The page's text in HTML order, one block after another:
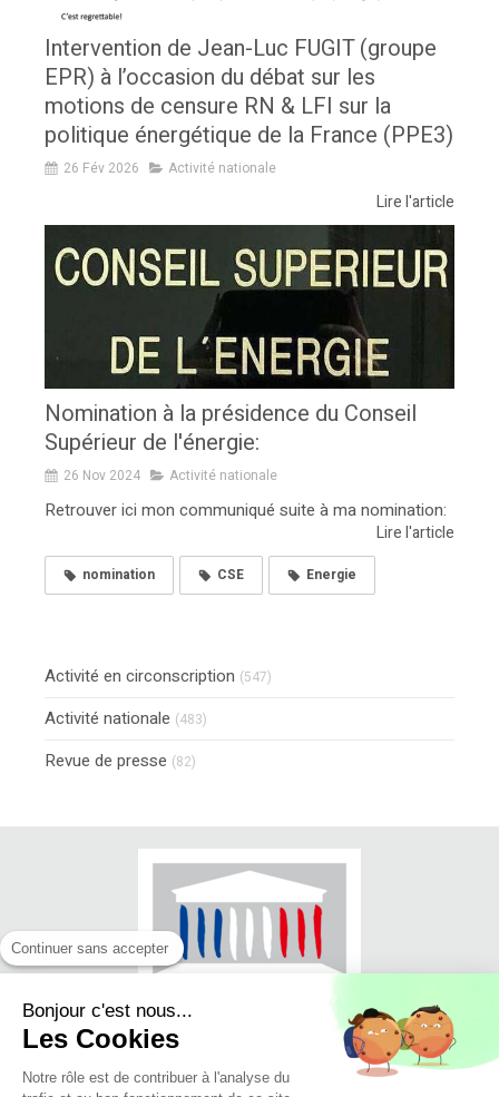
Intervention de Jean-Luc FUGIT (groupe
EPR) à l’occasion du débat sur les
motions de censure RN & LFI sur la
politique énergétique de la France (PPE3)
26 Fév 2026 Activité nationale
Lire l'article
Nomination à la présidence du Conseil
Supérieur de l'énergie:
26 Nov 2024 Activité nationale
Retrouver ici mon communiqué suite à ma nomination:
Lire l'article
nomination CSE Energie
Activité en circonscription (547)
Activité nationale (483)
Revue de presse (82)
Continuer sans accepter
Bonjour c'est nous...
Les Cookies
Notre rôle est de contribuer à l'analyse du